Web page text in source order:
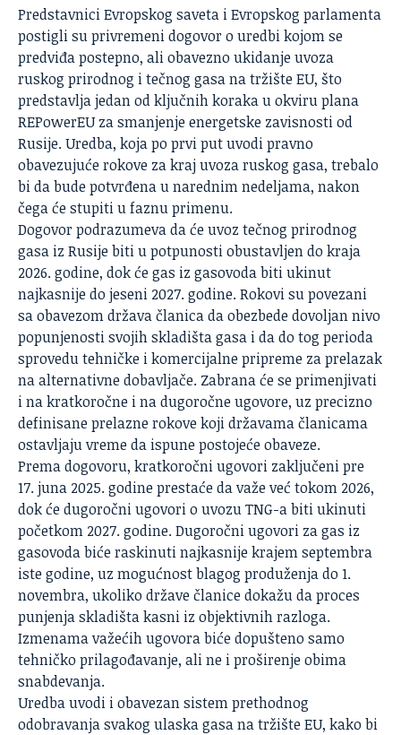
Predstavnici Evropskog saveta i Evropskog parlamenta
postigli su privremeni dogovor o uredbi kojom se
predviđa postepno, ali obavezno ukidanje uvoza
ruskog prirodnog i tečnog gasa na tržišteEU, što
predstavlja jedan od ključnih koraka u okviru plana
REPowerEU za smanjenje energetske zavisnosti od
Rusije. Uredba, koja po prvi put uvodi pravno
obavezujuće rokove za kraj uvoza ruskog gasa, trebalo
bi da bude potvrđena u narednim nedeljama, nakon
čega će stupiti u faznu primenu.
Dogovor podrazumeva da će uvoz tečnog prirodnog
gasa iz Rusije biti u potpunosti obustavljen do kraja
2026. godine, dok će gas iz gasovoda biti ukinut
najkasnije do jeseni 2027. godine. Rokovi su povezani
sa obavezom država članica da obezbede dovoljan nivo
popunjenosti svojih skladišta gasa i da do tog perioda
sprovedu tehničke i komercijalne pripreme za prelazak
na alternativne dobavljače. Zabrana će se primenjivati
i na kratkoročne i na dugoročne ugovore, uz precizno
definisane prelazne rokove koji državama članicama
ostavljaju vreme da ispune postojeće obaveze.
Prema dogovoru, kratkoročni ugovori zaključeni pre
17. juna 2025. godine prestaće da važe već tokom 2026,
dok će dugoročni ugovori o uvozu TNG-a biti ukinuti
početkom 2027. godine. Dugoročni ugovori za gas iz
gasovoda biće raskinuti najkasnije krajem septembra
iste godine, uz mogućnost blagog produženja do 1.
novembra, ukoliko države članice dokažu da proces
punjenja skladišta kasni iz objektivnih razloga.
Izmenama važećih ugovora biće dopušteno samo
tehničko prilagođavanje, ali ne i proširenje obima
snabdevanja.
Uredba uvodi i obavezan sistem prethodnog
odobravanja svakog ulaska gasa na tržište EU, kako bi